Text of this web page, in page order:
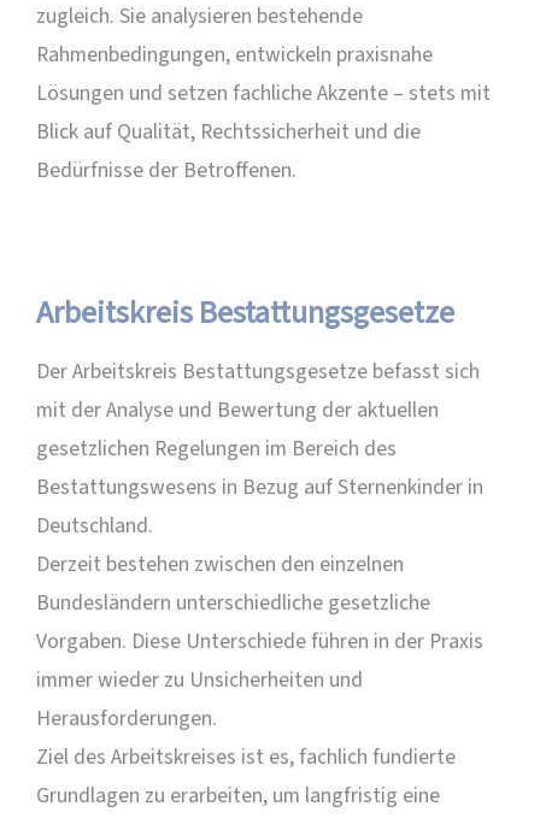
zugleich. Sie analysieren bestehende
Rahmenbedingungen, entwickeln praxisnahe
Lösungen und setzen fachliche Akzente – stets mit
Blick auf Qualität, Rechtssicherheit und die
Bedürfnisse der Betroffenen.
Arbeitskreis Bestattungsgesetze
Der Arbeitskreis Bestattungsgesetze befasst sich
mit der Analyse und Bewertung der aktuellen
gesetzlichen Regelungen im Bereich des
Bestattungswesens in Bezug auf Sternenkinder in
Deutschland.
Derzeit bestehen zwischen den einzelnen
Bundesländern unterschiedliche gesetzliche
Vorgaben. Diese Unterschiede führen in der Praxis
immer wieder zu Unsicherheiten und
Herausforderungen.
Ziel des Arbeitskreises ist es, fachlich fundierte
Grundlagen zu erarbeiten, um langfristig eine